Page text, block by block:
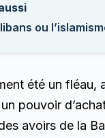
ou
été un fléau,
pouvoir
avoirs de la